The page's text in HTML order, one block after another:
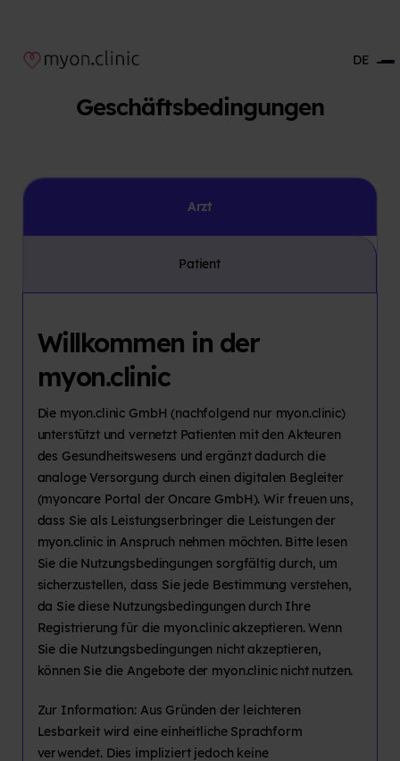
DE
Geschäftsbedingungen
Arzt
Patient
Willkommen in der
myon.clinic
Die myon.clinic GmbH (nachfolgend nur myon.clinic)
unterstützt und vernetzt Patienten mit den Akteuren
des Gesundheitswesens und ergänzt dadurch die
analoge Versorgung durch einen digitalen Begleiter
(myoncare Portal der Oncare GmbH). Wir freuen uns,
dass Sie als Leistungserbringer die Leistungen der
myon.clinic in Anspruch nehmen möchten. Bitte lesen
Sie die Nutzungsbedingungen sorgfältig durch, um
sicherzustellen, dass Sie jede Bestimmung verstehen,
da Sie diese Nutzungsbedingungen durch Ihre
Registrierung für die myon.clinic akzeptieren. Wenn
Sie die Nutzungsbedingungen nicht akzeptieren,
können Sie die Angebote der myon.clinic nicht nutzen.
Zur Information: Aus Gründen der leichteren
Lesbarkeit wird eine einheitliche Sprachform
verwendet. Dies impliziert jedoch keine